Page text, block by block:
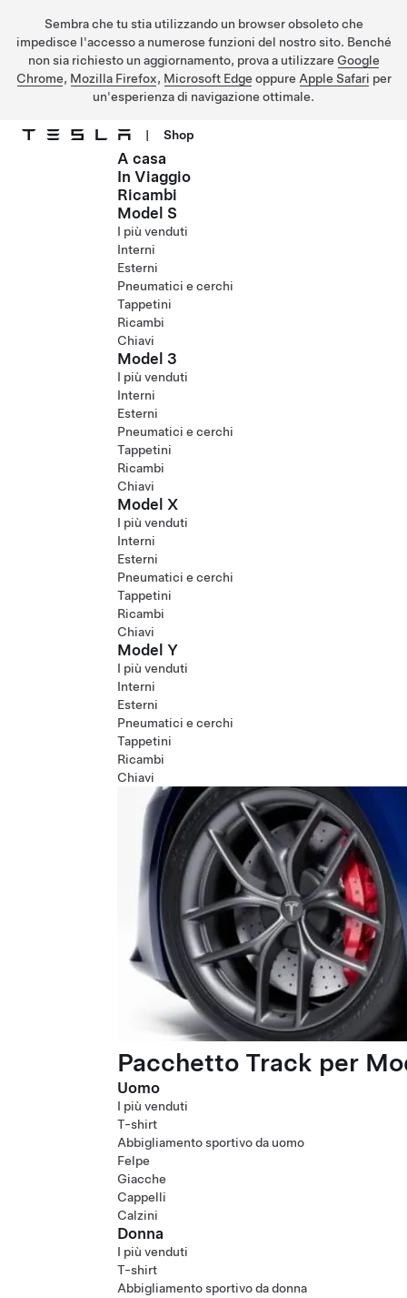
Sembra che tu stia utilizzando un browser obsoleto che
impedisce l'accesso a numerose funzioni del nostro sito. Benché
non sia richiesto un aggiornamento, prova a utilizzare Google
Chrome, Mozilla Firefox, Microsoft Edge oppure Apple Safari per
un'esperienza di navigazione ottimale.
Passa al contenuto principale
| Shop
A casa
In Viaggio
Ricambi
Model S
I più venduti
Interni
Esterni
Pneumatici e cerchi
Tappetini
Ricambi
Chiavi
Model 3
I più venduti
Interni
Esterni
Pneumatici e cerchi
Tappetini
Ricambi
Chiavi
Model X
I più venduti
Interni
Esterni
Pneumatici e cerchi
Tappetini
Ricambi
Chiavi
Model Y
I più venduti
Interni
Esterni
Pneumatici e cerchi
Tappetini
Ricambi
Chiavi
Pacchetto Track per
Uomo
I più venduti
T-shirt
Abbigliamento sportivo da uomo
Felpe
Giacche
Cappelli
Calzini
Donna
I più venduti
T-shirt
Abbigliamento sportivo da donna